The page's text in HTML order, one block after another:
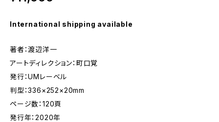
International shipping available
著者：渡辺洋一
アートディレクション：町口覚
発行：UMレーベル
判型：336×252×20mm
ページ数：120頁
発行年：2020年